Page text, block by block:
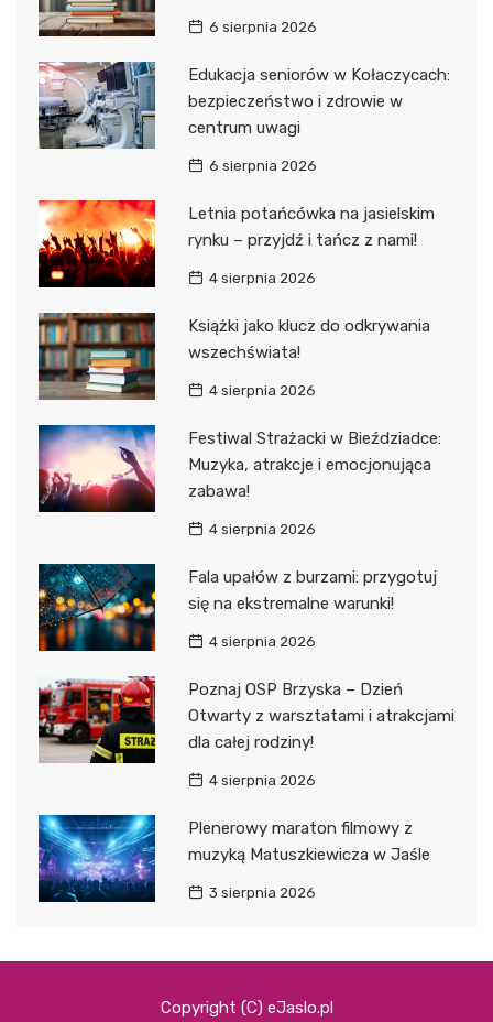
6 sierpnia 2026
Edukacja seniorów w Kołaczycach:
bezpieczeństwo i zdrowie w
centrum uwagi
6 sierpnia 2026
Letnia potańcówka na jasielskim
rynku – przyjdź i tańcz z nami!
4 sierpnia 2026
Książki jako klucz do odkrywania
wszechświata!
4 sierpnia 2026
Festiwal Strażacki w Bieździadce:
Muzyka, atrakcje i emocjonująca
zabawa!
4 sierpnia 2026
Fala upałów z burzami: przygotuj
się na ekstremalne warunki!
4 sierpnia 2026
Poznaj OSP Brzyska – Dzień
Otwarty z warsztatami i atrakcjami
dla całej rodziny!
4 sierpnia 2026
Plenerowy maraton filmowy z
muzyką Matuszkiewicza w Jaśle
3 sierpnia 2026
Copyright (C) eJaslo.pl